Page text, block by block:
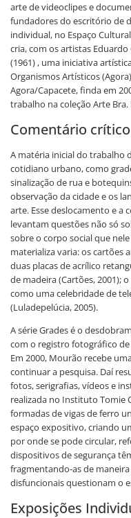
arte de videoclipes e
fundadores do escritório de
individual, no Espaço
cria, com os artistas
(1961) , uma iniciativa
Organismos Artísticos
Agora/Capacete, finda em
trabalho na coleção Arte
Comentário crítico
A matéria inicial do trabalho
cotidiano urbano, como
sinalização de rua e
observação da cidade e os
arte. Esse deslocamento e a
levantam questões não só
sobre o corpo social que
materializa varia: os cartões
duas placas de acrílico
de madeira (Cartões, 2001);
como uma celebridade de
(Luladepelúcia, 2005).
A série Grades é o
com o registro fotográfico de
Em 2000, Mourão recebe
continuar a pesquisa. Daí
fotos, serigrafias, vídeos e
realizada no Instituto Tomie
formadas de vigas de ferro
espaço expositivo, criando
por onde se pode circular,
dispositivos de segurança
fragmentando-as de
disfuncionais questionam o
Exposições